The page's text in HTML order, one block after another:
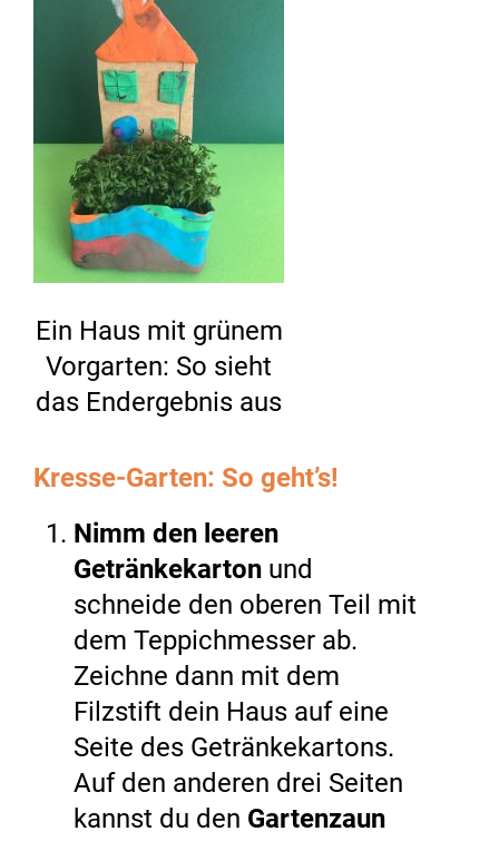
Ein Haus mit grünem
Vorgarten: So sieht
das Endergebnis aus
Kresse-Garten: So geht’s!
Nimm den leeren
Getränkekarton und
schneide den oberen Teil mit
dem Teppichmesser ab.
Zeichne dann mit dem
Filzstift dein Haus auf eine
Seite des Getränkekartons.
Auf den anderen drei Seiten
kannst du den Gartenzaun